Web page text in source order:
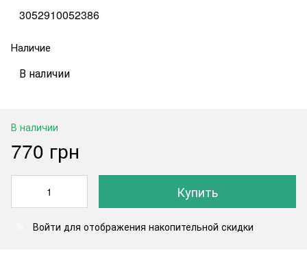
3052910052386
Наличие
В наличии
В наличии
770 грн
Купить
Войти для отображения накопительной скидки